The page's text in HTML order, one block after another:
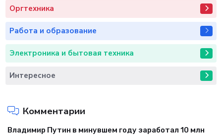
Оргтехника
Работа и образование
Электроника и бытовая техника
Интересное
Комментарии
Владимир Путин в минувшем году заработал 10 млн